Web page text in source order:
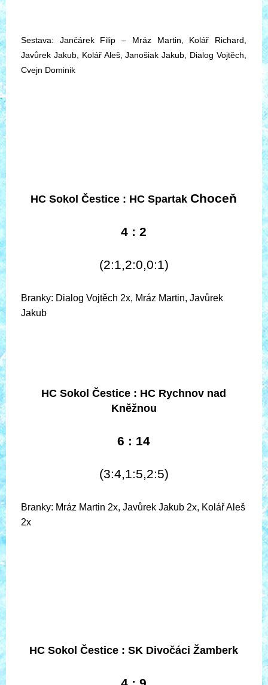
Sestava: Jančárek Filip – Mráz Martin, Kolář Richard,
Javůrek Jakub, Kolář Aleš, Janošiak Jakub, Dialog Vojtěch,
Cvejn Dominik
HC Sokol Čestice : HC Spartak Choceň
4 : 2
(2:1,2:0,0:1)
Branky: Dialog Vojtěch 2x, Mráz Martin, Javůrek
Jakub
HC Sokol Čestice : HC Rychnov nad
Kněžnou
6 : 14
(3:4,1:5,2:5)
Branky: Mráz Martin 2x, Javůrek Jakub 2x, Kolář Aleš
2x
HC Sokol Čestice : SK Divočáci Žamberk